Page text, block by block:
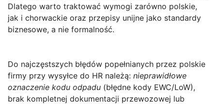
Dlatego warto traktować wymogi zarówno polskie,
jak i chorwackie oraz przepisy unijne jako standardy
biznesowe, a nie formalność.
Do najczęstszych błędów popełnianych przez polskie
firmy przy wysyłce do HR należą: nieprawidłowe
oznaczenie kodu odpadu (błędne kody EWC/LoW),
brak kompletnej dokumentacji przewozowej lub